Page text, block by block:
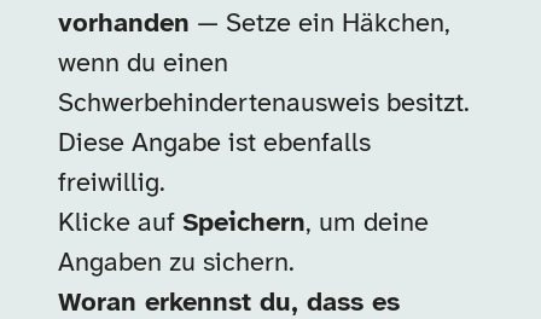
vorhanden — Setze ein Häkchen,
wenn du einen
Schwerbehindertenausweis besitzt.
Diese Angabe ist ebenfalls
freiwillig.
Klicke auf Speichern, um deine
Angaben zu sichern.
Woran erkennst du, dass es